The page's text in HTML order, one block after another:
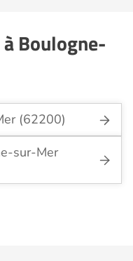
Boulogne-
(62200)
sur-Mer